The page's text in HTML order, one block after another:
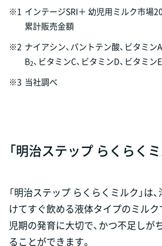
※1 インテージSRI＋ 幼児用ミルク市場
累計販売金額
※2 ナイアシン、パントテン酸、ビタミン
B2、ビタミンC、ビタミンD、ビタミン
※3 当社調べ
「明治ステップ らくらく
「明治ステップ らくらくミルク」は
けてすぐ飲める液体タイプのミル
児期の発育に大切で、かつ不足しが
ることができます。